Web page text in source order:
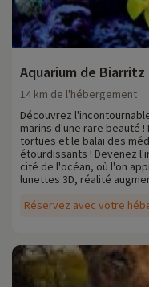
Aquarium de Biarritz
Réservez avec votre
14 km de l'hébergement
Découvrez
marins d'une rare beauté
tortues et le balai des
étourdissants ! Devenez
cité de l'océan, où l'on
lunettes 3D, réalité